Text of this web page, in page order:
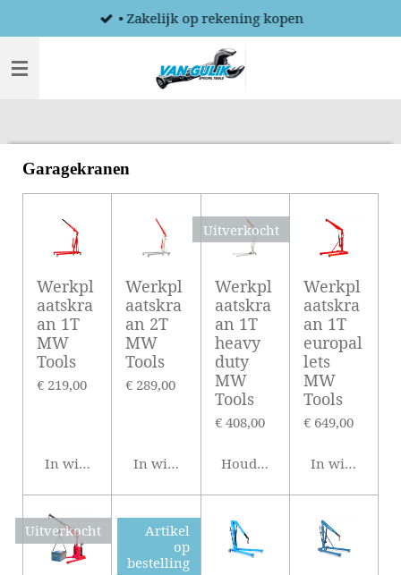
direct
naar
• Zakelijk op rekening kopen
Garagekranen
Werkpl
aatskra
an 1T
MW
Tools
€ 219,00
In winkelwagen
Werkpl
aatskra
an 2T
MW
Tools
€ 289,00
In winkelwagen
Uitverkocht
Werkpl
aatskra
an 1T
heavy
duty
MW
Tools
€ 408,00
Houd mij op de hoogte
Werkpl
aatskra
an 1T
europal
lets
MW
Tools
€ 649,00
In
Uitverkocht
Artikel
op
bestelling